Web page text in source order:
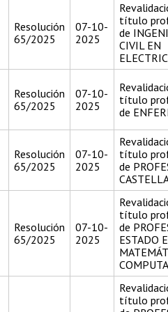
Resolución
65/2025
07-10-
2025
título
de
CIVIL EN
Resolución
65/2025
07-10-
2025
título
de
Resolución
65/2025
07-10-
2025
título
de
Resolución
65/2025
07-10-
2025
título
de
ESTADO
título